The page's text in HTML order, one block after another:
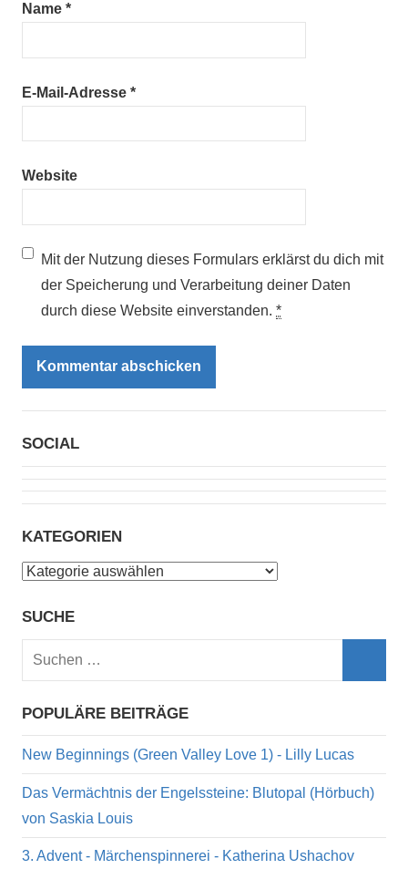
Name *
E-Mail-Adresse *
Website
Mit der Nutzung dieses Formulars erklärst du dich mit
der Speicherung und Verarbeitung deiner Daten
durch diese Website einverstanden. *
SOCIAL
KATEGORIEN
Kategorien
SUCHE
Suchen
POPULÄRE BEITRÄGE
New Beginnings (Green Valley Love 1) - Lilly Lucas
Das Vermächtnis der Engelssteine: Blutopal (Hörbuch)
von Saskia Louis
3. Advent - Märchenspinnerei - Katherina Ushachov